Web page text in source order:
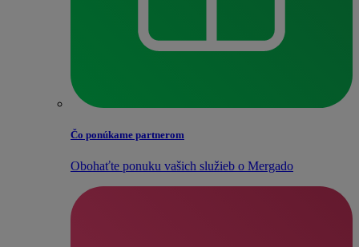
Čo ponúkame partnerom
Obohaťte ponuku vašich služieb o Mergado